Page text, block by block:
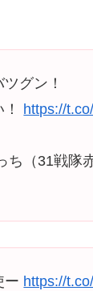
グン！
https://
（31戦隊
ー https://